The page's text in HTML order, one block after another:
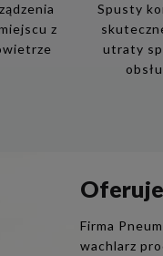
z
Spusty
utraty
Firma
wachlarz